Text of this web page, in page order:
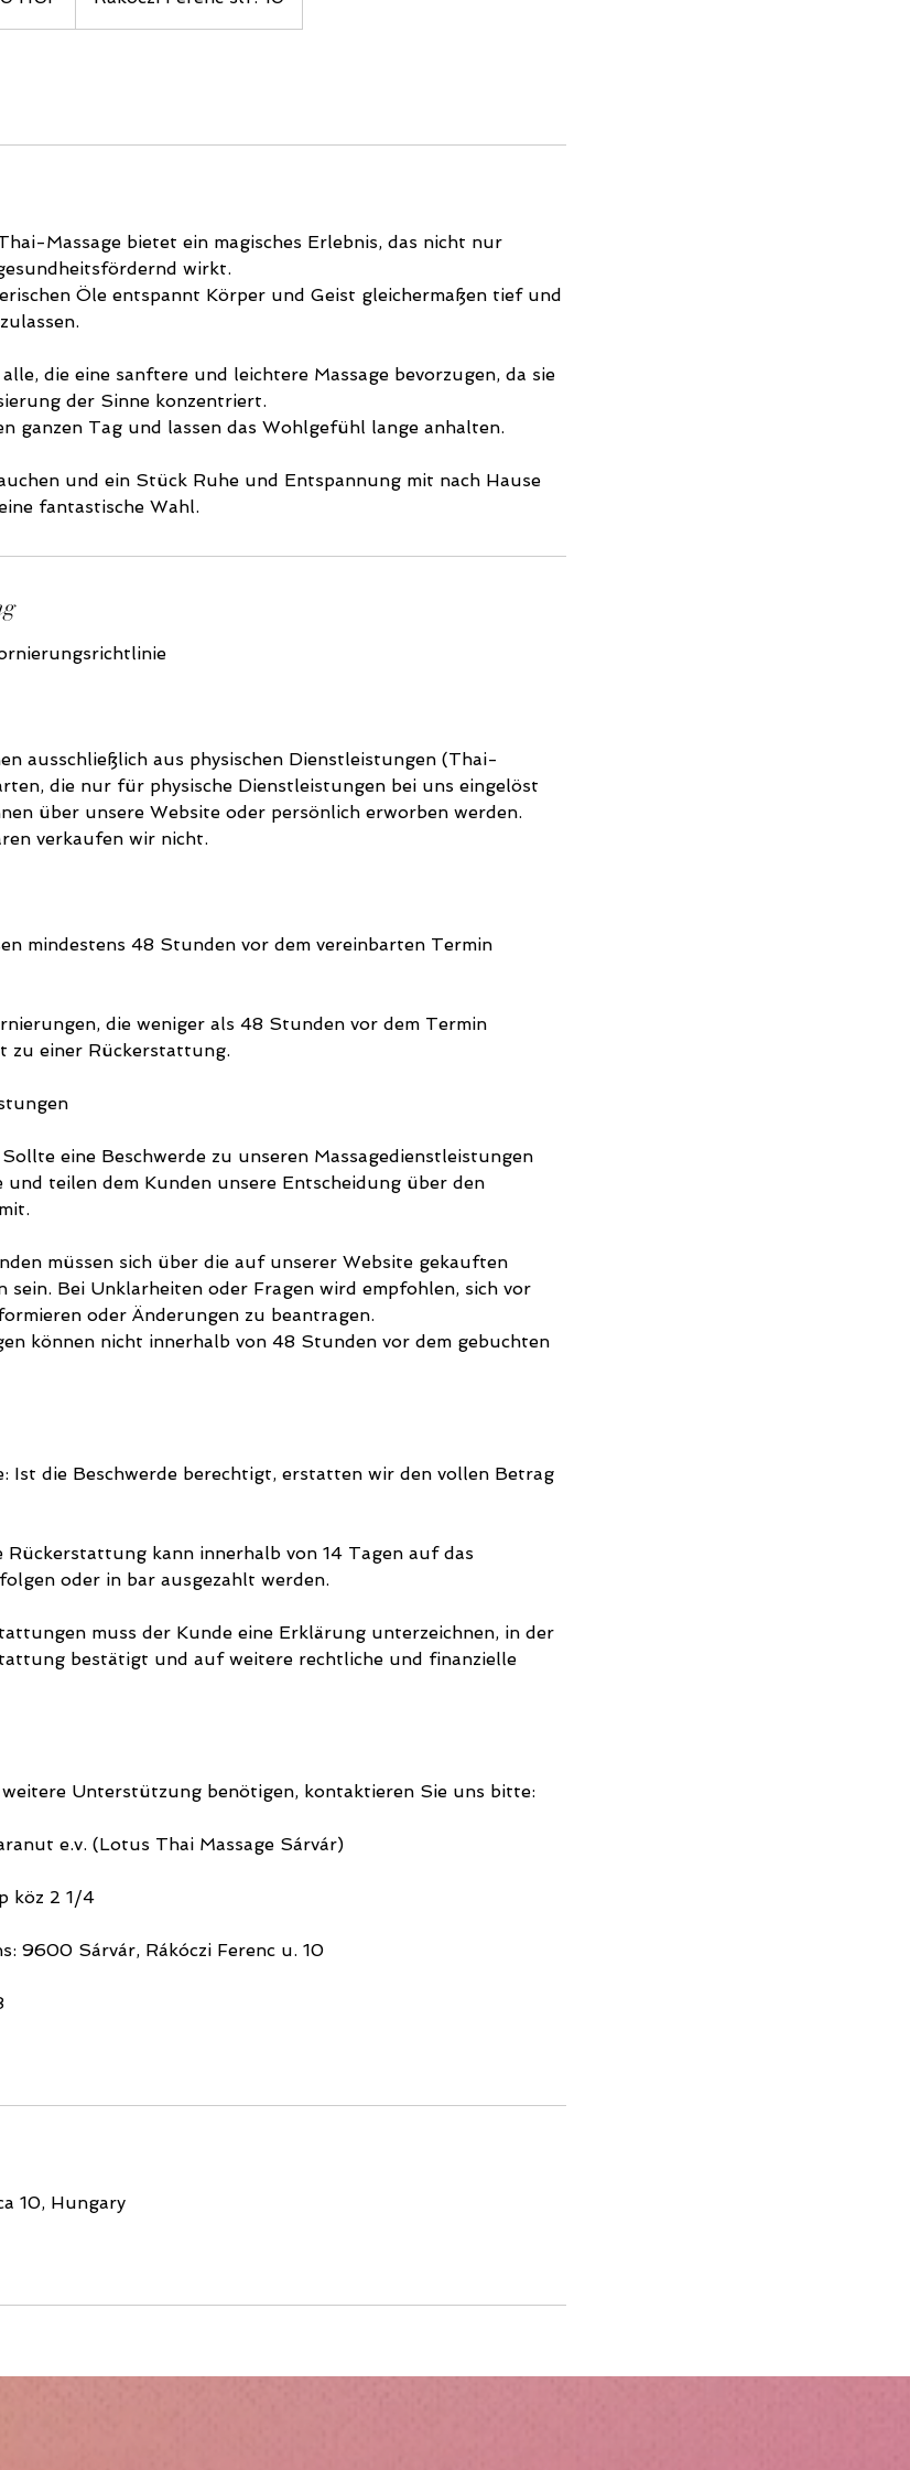
Massage bietet ein magisches Erlebnis, das nicht nur
wirkt.
Öle entspannt Körper und Geist gleichermaßen tief und
die eine sanftere und leichtere Massage bevorzugen, da sie
der Sinne konzentriert.
ganzen Tag und lassen das Wohlgefühl lange anhalten.
und ein Stück Ruhe und Entspannung mit nach Hause
ausschließlich aus physischen Dienstleistungen (Thai-
die nur für physische Dienstleistungen bei uns eingelöst
über unsere Website oder persönlich erworben werden.
verkaufen wir nicht.
mindestens 48 Stunden vor dem vereinbarten Termin
die weniger als 48 Stunden vor dem Termin
zu einer Rückerstattung.
eine Beschwerde zu unseren Massagedienstleistungen
teilen dem Kunden unsere Entscheidung über den
müssen sich über die auf unserer Website gekauften
sein. Bei Unklarheiten oder Fragen wird empfohlen, sich vor
oder Änderungen zu beantragen.
können nicht innerhalb von 48 Stunden vor dem gebuchten
Ist die Beschwerde berechtigt, erstatten wir den vollen Betrag
kann innerhalb von 14 Tagen auf das
oder in bar ausgezahlt werden.
muss der Kunde eine Erklärung unterzeichnen, in der
bestätigt und auf weitere rechtliche und finanzielle
weitere Unterstützung benötigen, kontaktieren Sie uns bitte:
e.v. (Lotus Thai Massage Sárvár)
köz 2 1/4
9600 Sárvár, Rákóczi Ferenc u. 10
10, Hungary